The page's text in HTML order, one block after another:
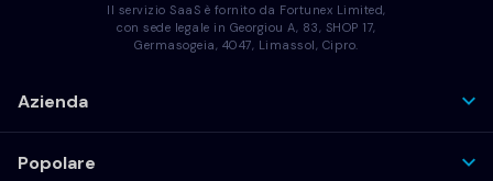
Il servizio SaaS è fornito da Fortunex Limited,
con sede legale in Georgiou A, 83, SHOP 17,
Germasogeia, 4047, Limassol, Cipro.
Azienda
Popolare